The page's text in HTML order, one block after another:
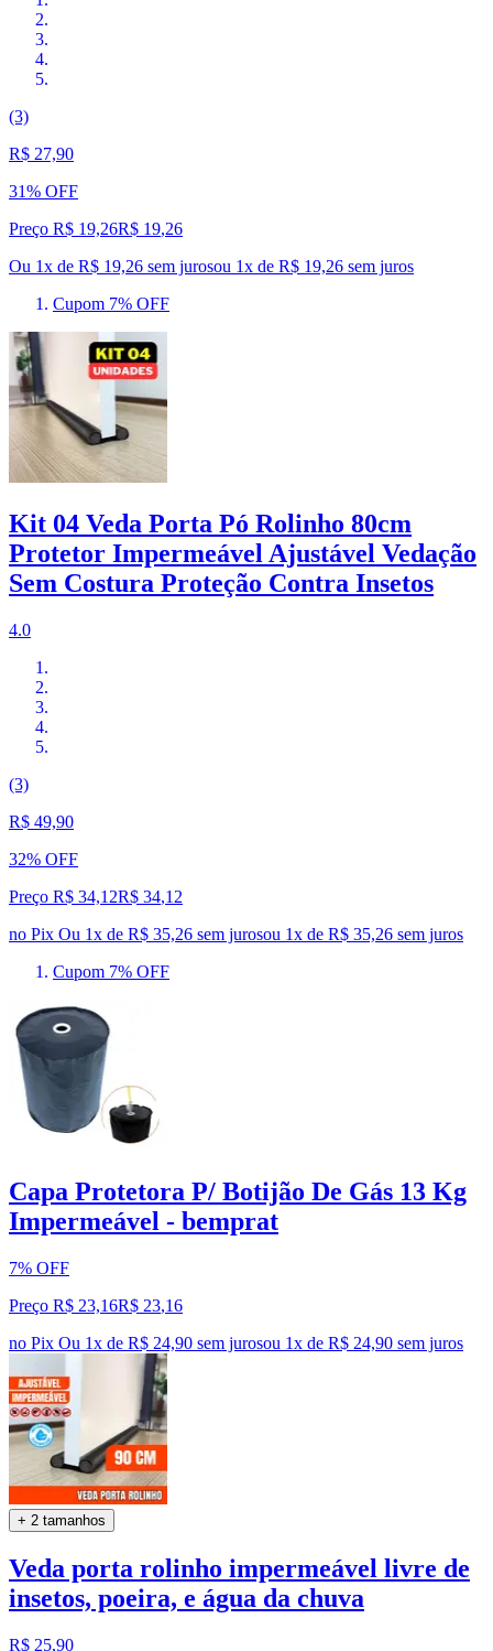
(3)
R$ 27,90
31% OFF
Preço R$ 19,26R$ 19,26
Ou 1x de R$ 19,26 sem jurosou 1x de R$ 19,26 sem juros
Cupom 7% OFF
Kit 04 Veda Porta Pó Rolinho 80cm
Protetor Impermeável Ajustável Vedação
Sem Costura Proteção Contra Insetos
4.0
(3)
R$ 49,90
32% OFF
Preço R$ 34,12R$ 34,12
no Pix Ou 1x de R$ 35,26 sem jurosou 1x de R$ 35,26 sem juros
Cupom 7% OFF
Capa Protetora P/ Botijão De Gás 13 Kg
Impermeável - bemprat
7% OFF
Preço R$ 23,16R$ 23,16
no Pix Ou 1x de R$ 24,90 sem jurosou 1x de R$ 24,90 sem juros
+ 2 tamanhos
Veda porta rolinho impermeável livre de
insetos, poeira, e água da chuva
R$ 25,90